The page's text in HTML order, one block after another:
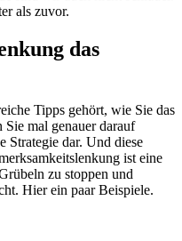
als zuvor.
das
Tipps gehört, wie Sie das
mal genauer darauf
Strategie dar. Und diese
ist eine
zu stoppen und
Hier ein paar Beispiele.